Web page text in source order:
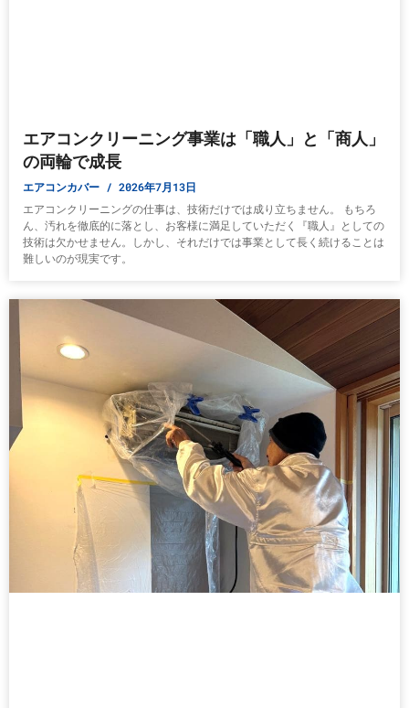
エアコンクリーニング事業は「職人」と「商人」
の両輪で成長
エアコンカバー 2026年7月13日
エアコンクリーニングの仕事は、技術だけでは成り立ちません。 もちろ
ん、汚れを徹底的に落とし、お客様に満足していただく『職人』としての
技術は欠かせません。しかし、それだけでは事業として長く続けることは
難しいのが現実です。